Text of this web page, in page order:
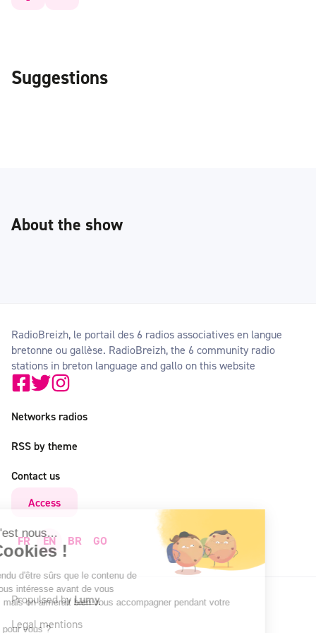
Suggestions
About the show
RadioBreizh, le portail des 6 radios associatives en langue
bretonne ou gallèse. RadioBreizh, the 6 community radio
stations in breton language and gallo on this website
Networks radios
RSS by theme
Contact us
Access
FR EN BR GO
Propulsed by Lumy
Legal mentions
Salut c'est nous...
les Cookies !
On a attendu d'être sûrs que le contenu de
ce site vous intéresse avant de vous
déranger, mais on aimerait bien vous accompagner pendant votre
C'est OK pour vous ?